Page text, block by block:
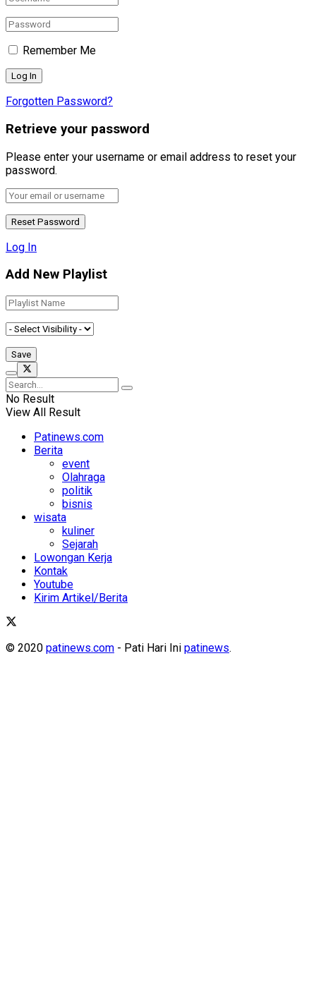
Remember Me
Forgotten Password?
Retrieve your password
Please enter your username or email address to reset your
password.
Log In
Add New Playlist
No Result
View All Result
Patinews.com
Berita
event
Olahraga
politik
bisnis
wisata
kuliner
Sejarah
Lowongan Kerja
Kontak
Youtube
Kirim Artikel/Berita
© 2020 patinews.com - Pati Hari Ini patinews.